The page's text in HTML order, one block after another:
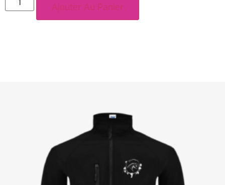
Ajouter Au Panier